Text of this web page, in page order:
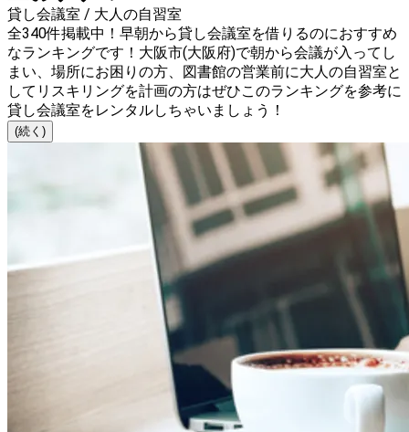
貸し会議室 / 大人の自習室
全340件掲載中！早朝から貸し会議室を借りるのにおすすめ
なランキングです！大阪市(大阪府)で朝から会議が入ってし
まい、場所にお困りの方、図書館の営業前に大人の自習室と
してリスキリングを計画の方はぜひこのランキングを参考に
貸し会議室をレンタルしちゃいましょう！
(続く)